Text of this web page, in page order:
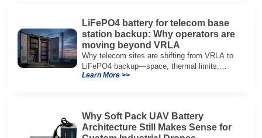
LiFePO4 battery for telecom base
station backup: Why operators are
moving beyond VRLA
Why telecom sites are shifting from VRLA to
LiFePO4 backup—space, thermal limits,
lifetime trade-offs, and how to choose a 48V
Learn More >>
Why Soft Pack UAV Battery
Architecture Still Makes Sense for